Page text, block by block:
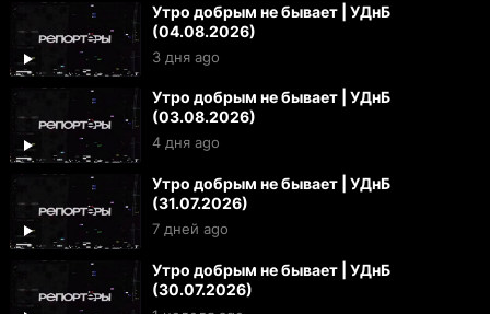
Утро добрым не бывает | УДнБ
(04.08.2026)
3 дня ago
Утро добрым не бывает | УДнБ
(03.08.2026)
4 дня ago
Утро добрым не бывает | УДнБ
(31.07.2026)
7 дней ago
Утро добрым не бывает | УДнБ
(30.07.2026)